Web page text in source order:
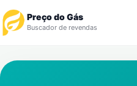
Preço do Gás
Buscador de revendas